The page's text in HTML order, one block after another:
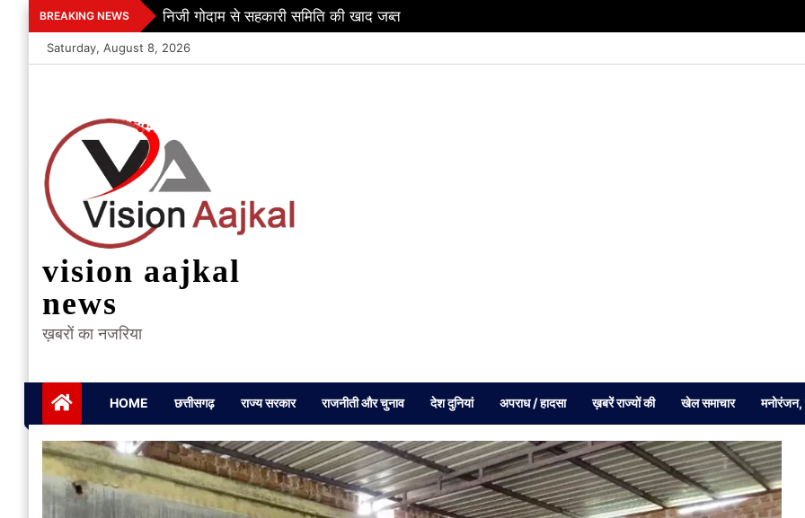
Skip
to
content
BREAKING NEWS निजी गोदाम से सहकारी समिति की खाद जब्त
Saturday, August 8, 2026
vision aajkal
news
ख़बरों का नजरिया
HOME छत्तीसगढ़ राज्य सरकार राजनीती और चुनाव देश दुनियां अपराध / हादसा ख़बरें राज्यों की खेल समाचार